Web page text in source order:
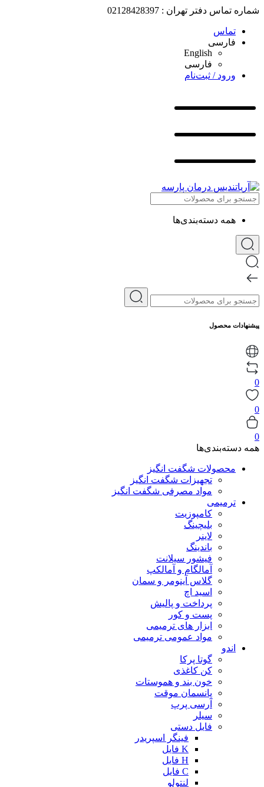
شماره تماس دفتر تهران : 02128428397
تماس
فارسی
English
فارسی
ورود / ثبت‌نام
همه دسته‌بندی‌ها
پیشنهادات محصول
0
0
0
همه دسته‌بندی‌ها
محصولات شگفت انگیز
تجهیزات شگفت انگیز
مواد مصرفی شگفت انگیز
ترمیمی
کامپوزیت
بلیچینگ
لاینر
باندینگ
فیشور سیلانت
آمالگام و آمالکپ
گلاس آینومر و سمان
اسید اچ
پرداخت و پالیش
پست و کور
ابزار های ترمیمی
مواد عمومی ترمیمی
اندو
گوتا پرکا
کن کاغذی
خون بند و هموستات
پانسمان موقت
آرسی پرپ
سیلر
فایل دستی
فینگر اسپریدر
K فایل
H فایل
C فایل
لنتولو